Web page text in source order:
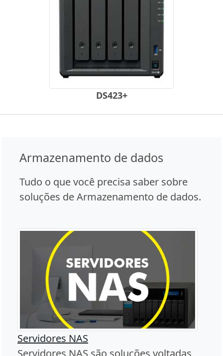
DS423+
Armazenamento de dados
Tudo o que você precisa saber sobre
soluções de Armazenamento de dados.
Servidores NAS
Servidores NAS são soluções voltadas